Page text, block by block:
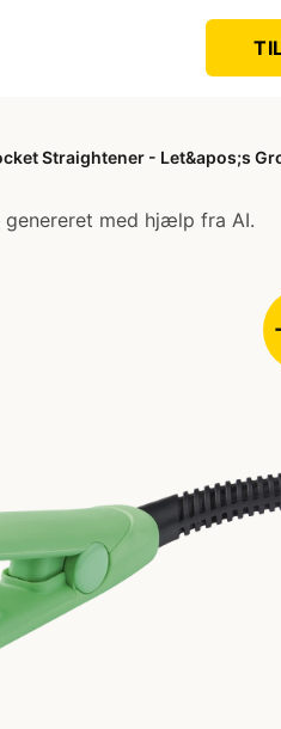
Straightener - Let&apos;s
med hjælp fra AI.